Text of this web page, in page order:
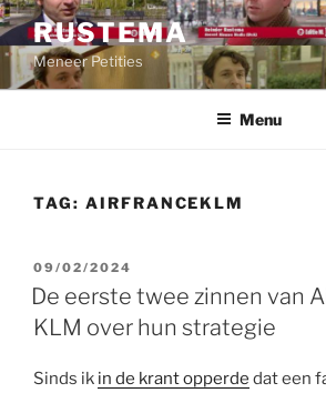
Ga
naar
inhoud
RUSTEMA
Meneer Petities
Menu
TAG: AIRFRANCEKLM
GEPLAATST
OP
09/02/2024
De eerste twee zinnen van
KLM over hun strategie
Sinds ik in de krant opperde dat een